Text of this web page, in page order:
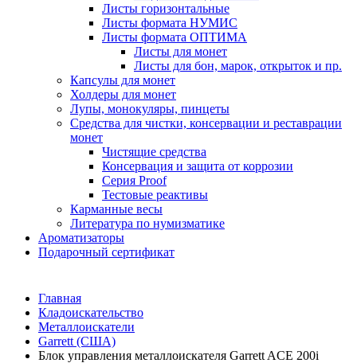
Листы горизонтальные
Листы формата НУМИС
Листы формата ОПТИМА
Листы для монет
Листы для бон, марок, открыток и пр.
Капсулы для монет
Холдеры для монет
Лупы, монокуляры, пинцеты
Средства для чистки, консервации и реставрации
монет
Чистящие средства
Консервация и защита от коррозии
Серия Proof
Тестовые реактивы
Карманные весы
Литература по нумизматике
Ароматизаторы
Подарочный сертификат
Главная
Кладоискательство
Металлоискатели
Garrett (США)
Блок управления металлоискателя Garrett ACE 200i